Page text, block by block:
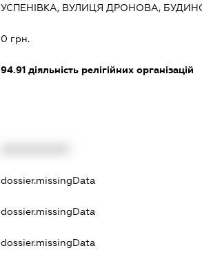
УСПЕНІВКА, ВУЛИЦЯ ДРОНОВА,
0 грн.
94.91 діяльність релігійних організацій
dossier.missingData
dossier.missingData
dossier.missingData